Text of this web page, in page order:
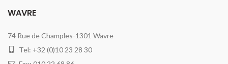
WAVRE
74 Rue de Champles-1301 Wavre
Tel: +32 (0)10 23 28 30